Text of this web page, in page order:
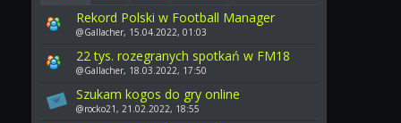
Rekord Polski w Football Manager
@Gallacher, 15.04.2022, 01:03
22 tys. rozegranych spotkań w FM18
@Gallacher, 18.03.2022, 17:50
Szukam kogos do gry online
@rocko21, 21.02.2022, 18:55